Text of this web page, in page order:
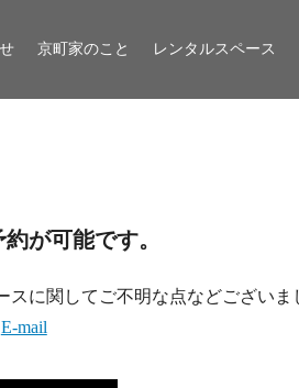
京町家のこと レンタルスペース
が可能です。
に関してご不明な点などございま
E-mail